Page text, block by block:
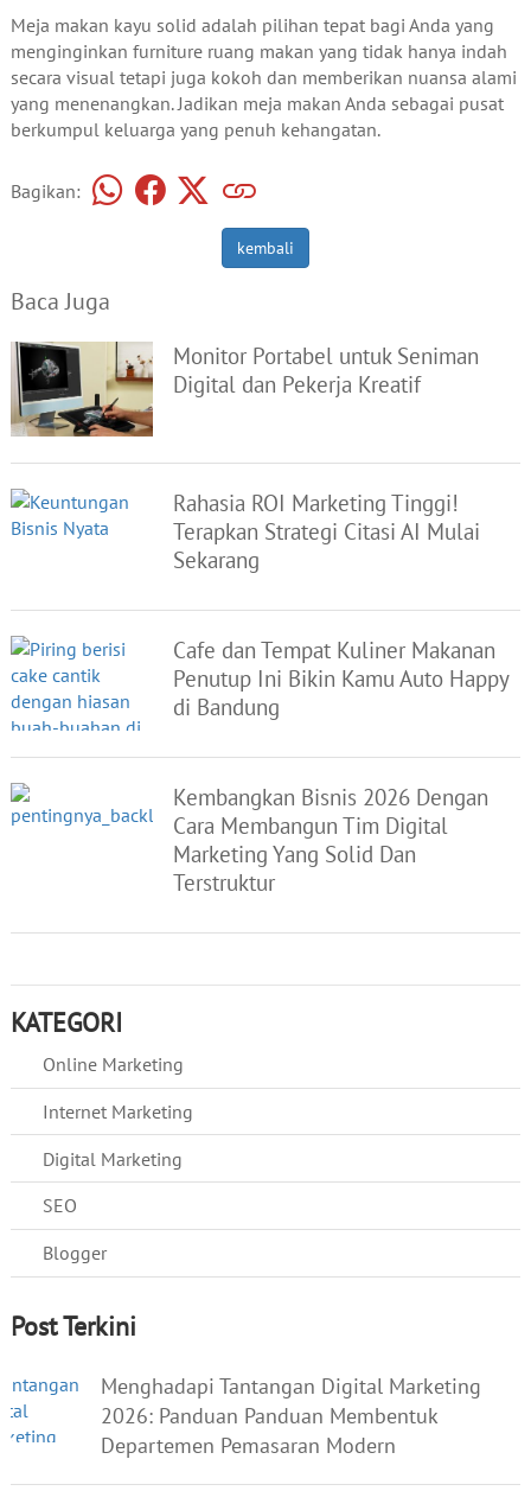
Meja makan kayu solid adalah pilihan tepat bagi Anda yang
menginginkan furniture ruang makan yang tidak hanya indah
secara visual tetapi juga kokoh dan memberikan nuansa alami
yang menenangkan. Jadikan meja makan Anda sebagai pusat
berkumpul keluarga yang penuh kehangatan.
Bagikan:
kembali
Baca Juga
Monitor Portabel untuk Seniman
Digital dan Pekerja Kreatif
Rahasia ROI Marketing Tinggi!
Terapkan Strategi Citasi AI Mulai
Sekarang
Cafe dan Tempat Kuliner Makanan
Penutup Ini Bikin Kamu Auto Happy
di Bandung
Kembangkan Bisnis 2026 Dengan
Cara Membangun Tim Digital
Marketing Yang Solid Dan
Terstruktur
KATEGORI
Online Marketing
Internet Marketing
Digital Marketing
SEO
Blogger
Post Terkini
Menghadapi Tantangan Digital Marketing
2026: Panduan Panduan Membentuk
Departemen Pemasaran Modern